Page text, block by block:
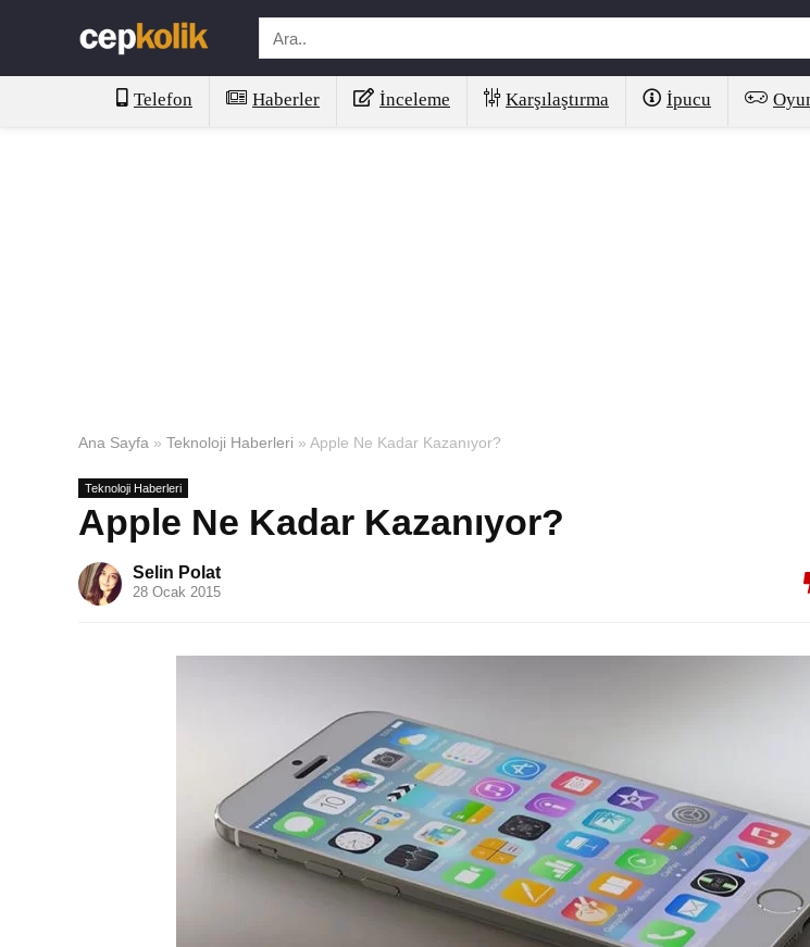
Telefon Haberler İnceleme Karşılaştırma İpucu
Ana Sayfa » Teknoloji Haberleri » Apple Ne Kadar Kazanıyor?
Teknoloji Haberleri
Apple Ne Kadar Kazanıyor?
Selin Polat
28 Ocak 2015